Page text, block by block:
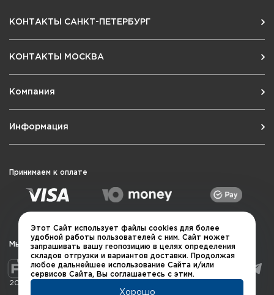
КОНТАКТЫ САНКТ-ПЕТЕРБУРГ
КОНТАКТЫ МОСКВА
Компания
Информация
Принимаем к оплате
Мы в социальных сетях
2026 © QUARTA "Оружейный квартал"
Этот Сайт использует файлы cookies для более
удобной работы пользователей с ним. Сайт может
запрашивать вашу геопозицию в целях определения
складов отгрузки и вариантов доставки. Продолжая
любое дальнейшее использование Сайта и/или
сервисов Сайта, Вы соглашаетесь с этим.
Хорошо